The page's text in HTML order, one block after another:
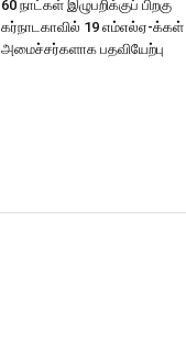
60 நாட்கள் இழுபறிக்குப் பிறகு
கர்நாடகாவில் 19 எம்எல்ஏ-க்கள்
அமைச்சர்களாக பதவியேற்பு